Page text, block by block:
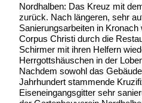
Nordhalben: Das Kreuz mit
zurück. Nach längeren, sehr
Sanierungsarbeiten in
Corpus Christi durch die
Schirmer mit ihren Helfern
Herrgottshäuschen in der
Nachdem sowohl das
Jahrhundert stammende
Eiseneingangsgitter sehr